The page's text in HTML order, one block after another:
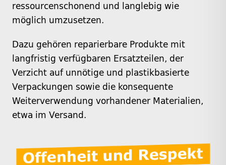
ressourcenschonend und langlebig wie
möglich umzusetzen.
Dazu gehören reparierbare Produkte mit
langfristig verfügbaren Ersatzteilen, der
Verzicht auf unnötige und plastikbasierte
Verpackungen sowie die konsequente
Weiterverwendung vorhandener Materialien,
etwa im Versand.